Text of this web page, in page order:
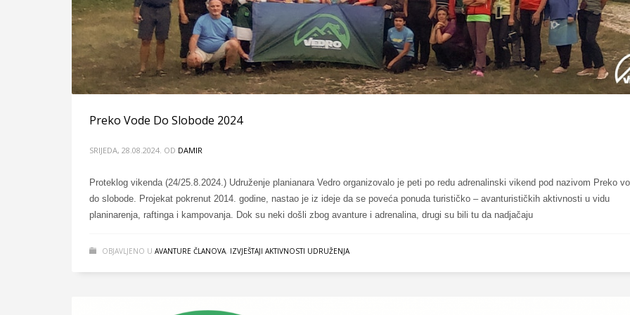
Preko Vode Do Slobode 2024
SRIJEDA, 28.08.2024. OD DAMIR
Proteklog vikenda (24/25.8.2024.) Udruženje planianara Vedro organizovalo je peti po redu adrenalinski vikend pod nazivom Preko
do slobode. Projekat pokrenut 2014. godine, nastao je iz ideje da se poveća ponuda turističko – avanturističkih aktivnosti u vidu
planinarenja, raftinga i kampovanja. Dok su neki došli zbog avanture i adrenalina, drugi su bili tu da nadjačaju
OBJAVLJENO U AVANTURE ČLANOVA, IZVJEŠTAJI AKTIVNOSTI UDRUŽENJA